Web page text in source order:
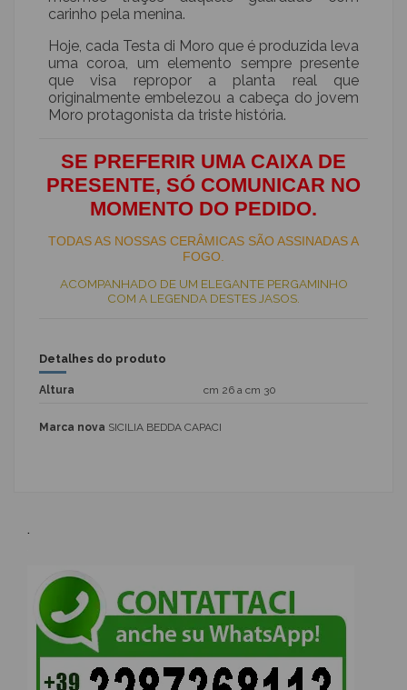
carinho pela menina.
Hoje, cada Testa di Moro que é produzida leva
uma coroa, um elemento sempre presente
que visa repropor a planta real que
originalmente embelezou a cabeça do jovem
Moro protagonista da triste história.
SE PREFERIR UMA CAIXA DE
PRESENTE, SÓ COMUNICAR NO
MOMENTO DO PEDIDO.
TODAS AS NOSSAS CERÂMICAS SÃO ASSINADAS A
FOGO.
ACOMPANHADO DE UM ELEGANTE PERGAMINHO
COM A LEGENDA DESTES JASOS.
Detalhes do produto
Altura cm 26 a cm 30
Marca nova SICILIA BEDDA CAPACI